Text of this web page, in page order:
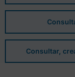
Consultar,